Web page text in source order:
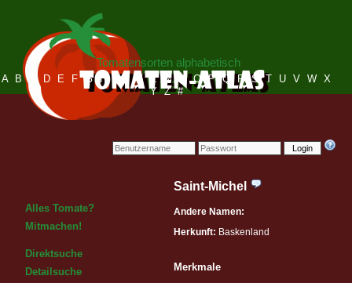
Login
Tomatensorten alphabetisch
A B C D E F G H I J K L M N O P Q R S T U V W X
Y Z #
Alles Tomate?
Mitmachen!
Direktsuche
Detailsuche
Saint-Michel
Andere Namen:
Herkunft: Baskenland
Merkmale